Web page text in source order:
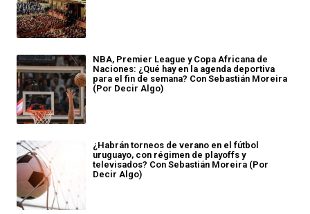
NBA, Premier League y Copa Africana de
Naciones: ¿Qué hay en la agenda deportiva
para el fin de semana? Con Sebastián Moreira
(Por Decir Algo)
¿Habrán torneos de verano en el fútbol
uruguayo, con régimen de playoffs y
televisados? Con Sebastián Moreira (Por
Decir Algo)